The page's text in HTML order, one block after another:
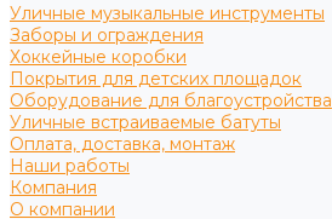
Уличные музыкальные инструменты
Заборы и ограждения
Хоккейные коробки
Покрытия для детских площадок
Оборудование для благоустройства
Уличные встраиваемые батуты
Оплата, доставка, монтаж
Наши работы
Компания
О компании